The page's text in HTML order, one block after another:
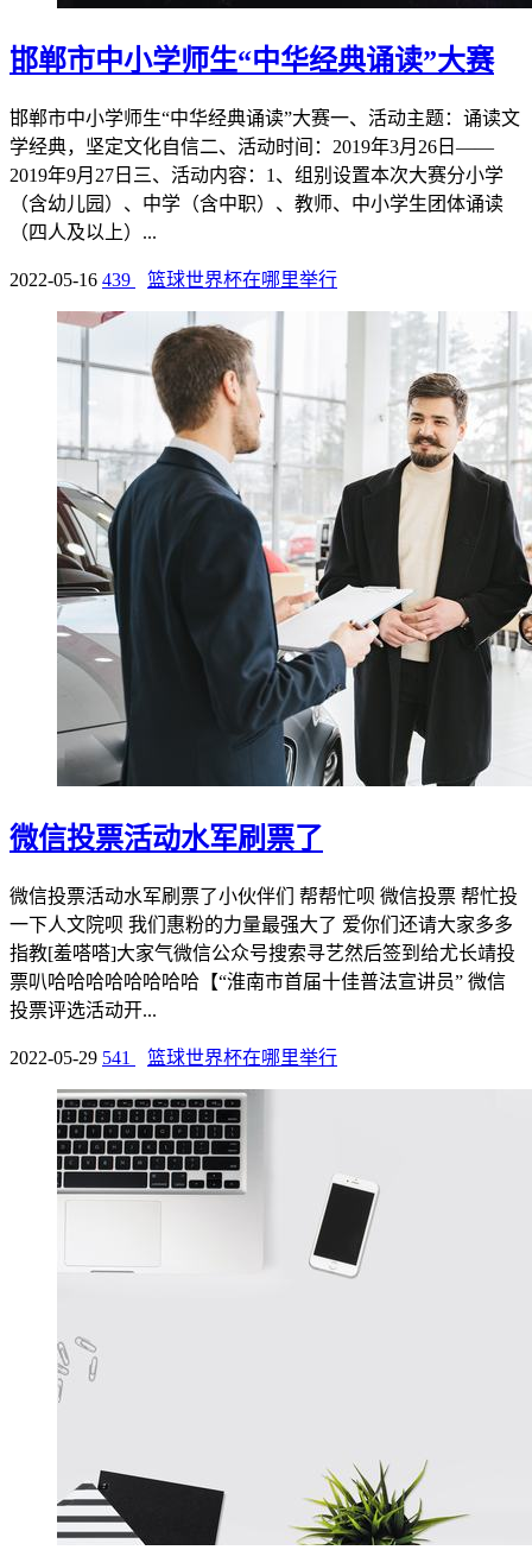
邯郸市中小学师生“中华经典诵读”大赛
邯郸市中小学师生“中华经典诵读”大赛一、活动主题：诵读文
学经典，坚定文化自信二、活动时间：2019年3月26日——
2019年9月27日三、活动内容：1、组别设置本次大赛分小学
（含幼儿园）、中学（含中职）、教师、中小学生团体诵读
（四人及以上）...
2022-05-16 439 篮球世界杯在哪里举行
微信投票活动水军刷票了
微信投票活动水军刷票了小伙伴们 帮帮忙呗 微信投票 帮忙投
一下人文院呗 我们惠粉的力量最强大了 爱你们还请大家多多
指教[羞嗒嗒]大家气微信公众号搜索寻艺然后签到给尤长靖投
票叭哈哈哈哈哈哈哈哈【“淮南市首届十佳普法宣讲员” 微信
投票评选活动开...
2022-05-29 541 篮球世界杯在哪里举行